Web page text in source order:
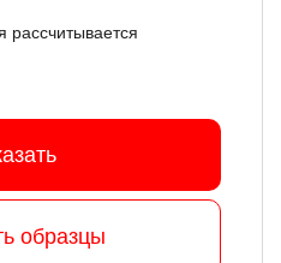
рассчитывается
образцы